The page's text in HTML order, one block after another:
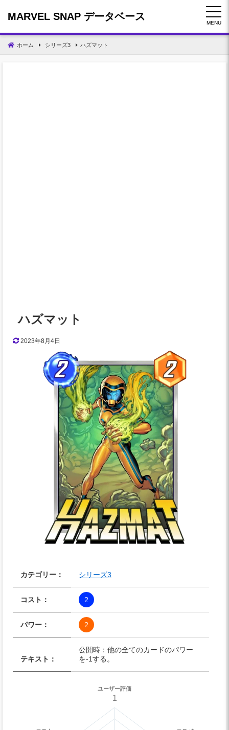
MARVEL SNAP データベース
MENU
ホーム シリーズ3 ハズマット
ハズマット
2023年8月4日
カテゴリー： シリーズ3
コスト： 2
パワー： 2
テキスト：
公開時：他の全てのカードのパワー
を-1する。
ユーザー評価
1